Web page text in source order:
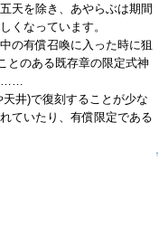
天を除き、あやらぶは期間
くなっています。
の有償召喚に入った時に狙
とのある既存章の限定式神
……
井)で復刻することが少な
ていたり、有償限定である
↑